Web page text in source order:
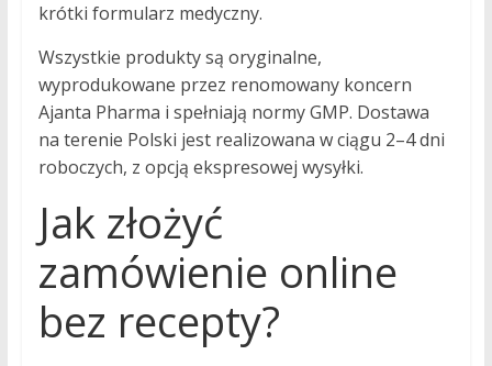
krótki formularz medyczny.
Wszystkie produkty są oryginalne,
wyprodukowane przez renomowany koncern
Ajanta Pharma i spełniają normy GMP. Dostawa
na terenie Polski jest realizowana w ciągu 2–4 dni
roboczych, z opcją ekspresowej wysyłki.
Jak złożyć
zamówienie online
bez recepty?